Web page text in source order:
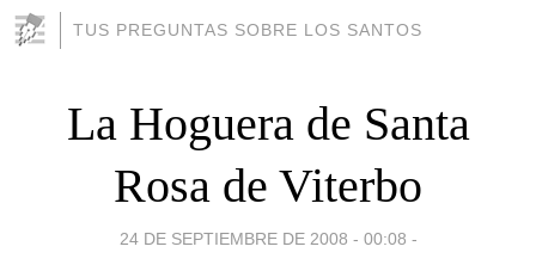
TUS PREGUNTAS SOBRE LOS SANTOS
La Hoguera de Santa
Rosa de Viterbo
24 DE SEPTIEMBRE DE 2008 - 00:08 -